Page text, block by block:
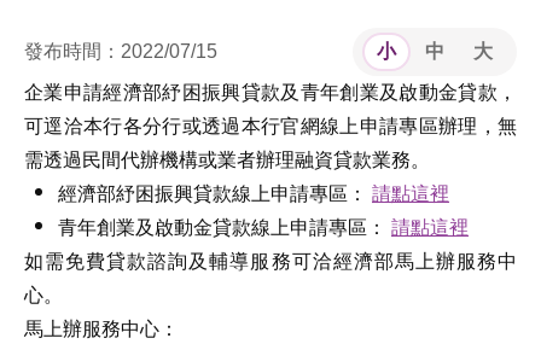
發布時間：2022/07/15 小 中
大
企業申請經濟部紓困振興貸款及青年創業及啟動金貸款，
可逕洽本行各分行或透過本行官網線上申請專區辦理，無
需透過民間代辦機構或業者辦理融資貸款業務。
經濟部紓困振興貸款線上申請專區： 請點這裡
青年創業及啟動金貸款線上申請專區： 請點這裡
如需免費貸款諮詢及輔導服務可洽經濟部馬上辦服務中
心。
馬上辦服務中心：